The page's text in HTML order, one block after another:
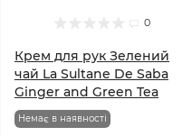
0
Крем для рук Зелений
чай La Sultane De Saba
Ginger and Green Tea
Немає в наявності